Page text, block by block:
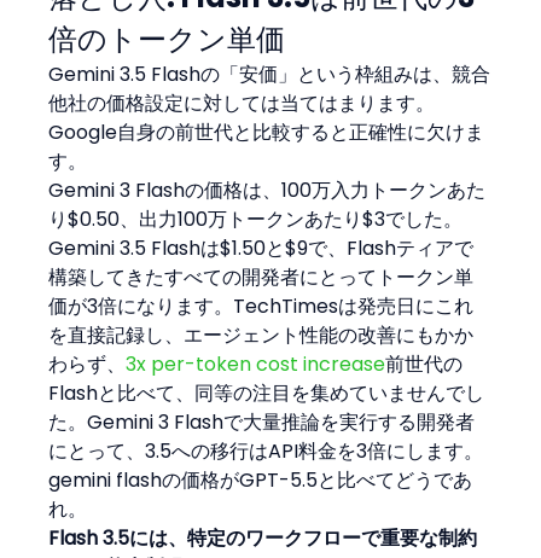
倍のトークン単価
Gemini 3.5 Flashの「安価」という枠組みは、競合
他社の価格設定に対しては当てはまります。
Google自身の前世代と比較すると正確性に欠けま
す。
Gemini 3 Flashの価格は、100万入力トークンあた
り$0.50、出力100万トークンあたり$3でした。
Gemini 3.5 Flashは$1.50と$9で、Flashティアで
構築してきたすべての開発者にとってトークン単
価が3倍になります。TechTimesは発売日にこれ
を直接記録し、エージェント性能の改善にもかか
わらず、3x per-token cost increase前世代の
Flashと比べて、同等の注目を集めていませんでし
た。Gemini 3 Flashで大量推論を実行する開発者
にとって、3.5への移行はAPI料金を3倍にします。
gemini flashの価格がGPT-5.5と比べてどうであ
れ。
Flash 3.5には、特定のワークフローで重要な制約